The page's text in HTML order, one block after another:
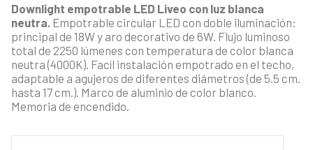
Downlight empotrable LED Liveo con luz blanca
neutra. Empotrable circular LED con doble iluminación:
principal de 18W y aro decorativo de 6W. Flujo luminoso
total de 2250 lúmenes con temperatura de color blanca
neutra (4000K). Facíl instalación empotrado en el techo,
adaptable a agujeros de diferentes diámetros (de 5.5 cm.
hasta 17 cm.). Marco de aluminio de color blanco.
Memoria de encendido.